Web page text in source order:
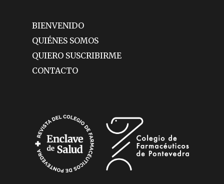
BIENVENIDO
QUIÉNES SOMOS
QUIERO SUSCRIBIRME
CONTACTO